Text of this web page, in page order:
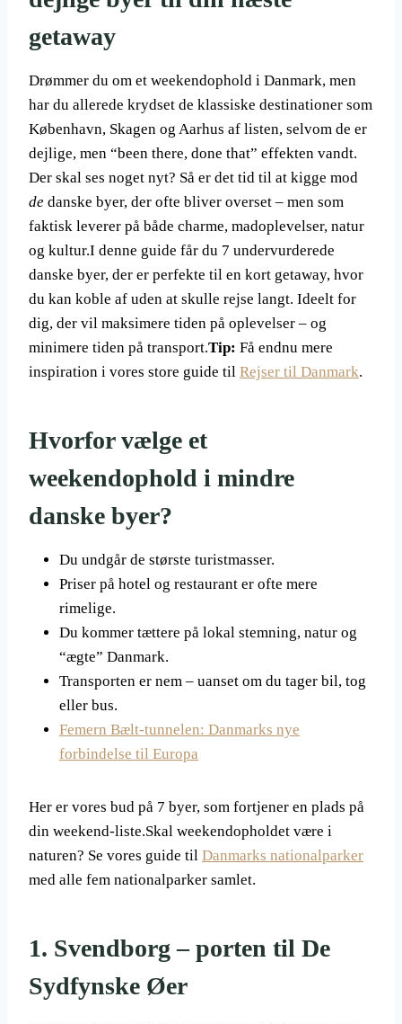
getaway
Drømmer du om et weekendophold i Danmark, men
har du allerede krydset de klassiske destinationer som
København, Skagen og Aarhus af listen, selvom de er
dejlige, men “been there, done that” effekten vandt.
Der skal ses noget nyt? Så er det tid til at kigge mod
de danske byer, der ofte bliver overset – men som
faktisk leverer på både charme, madoplevelser, natur
og kultur.I denne guide får du 7 undervurderede
danske byer, der er perfekte til en kort getaway, hvor
du kan koble af uden at skulle rejse langt. Ideelt for
dig, der vil maksimere tiden på oplevelser – og
minimere tiden på transport.Tip: Få endnu mere
inspiration i vores store guide til Rejser til Danmark.
Hvorfor vælge et
weekendophold i mindre
danske byer?
Du undgår de største turistmasser.
Priser på hotel og restaurant er ofte mere
rimelige.
Du kommer tættere på lokal stemning, natur og
“ægte” Danmark.
Transporten er nem – uanset om du tager bil, tog
eller bus.
Femern Bælt-tunnelen: Danmarks nye
forbindelse til Europa
Her er vores bud på 7 byer, som fortjener en plads på
din weekend-liste.Skal weekendopholdet være i
naturen? Se vores guide til Danmarks nationalparker
med alle fem nationalparker samlet.
1. Svendborg – porten til De
Sydfynske Øer